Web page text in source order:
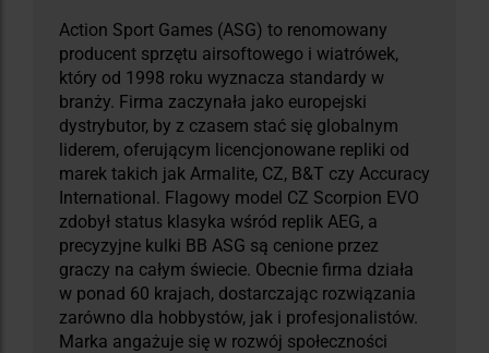
Action Sport Games (ASG) to renomowany
producent sprzętu airsoftowego i wiatrówek,
który od 1998 roku wyznacza standardy w
branży. Firma zaczynała jako europejski
dystrybutor, by z czasem stać się globalnym
liderem, oferującym licencjonowane repliki od
marek takich jak Armalite, CZ, B&T czy Accuracy
International. Flagowy model CZ Scorpion EVO
zdobył status klasyka wśród replik AEG, a
precyzyjne kulki BB ASG są cenione przez
graczy na całym świecie. Obecnie firma działa
w ponad 60 krajach, dostarczając rozwiązania
zarówno dla hobbystów, jak i profesjonalistów.
Marka angażuje się w rozwój społeczności